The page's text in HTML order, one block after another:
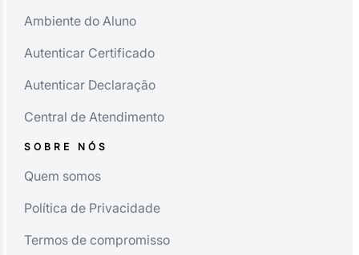
Ambiente do Aluno
Autenticar Certificado
Autenticar Declaração
Central de Atendimento
SOBRE NÓS
Quem somos
Política de Privacidade
Termos de compromisso